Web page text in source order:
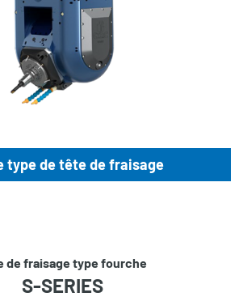
type de tête de fraisage
de fraisage type fourche
S-SERIES